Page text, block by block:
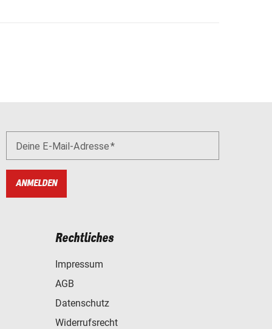
Deine E-Mail-Adresse
ANMELDEN
Rechtliches
Impressum
AGB
Datenschutz
Widerrufsrecht